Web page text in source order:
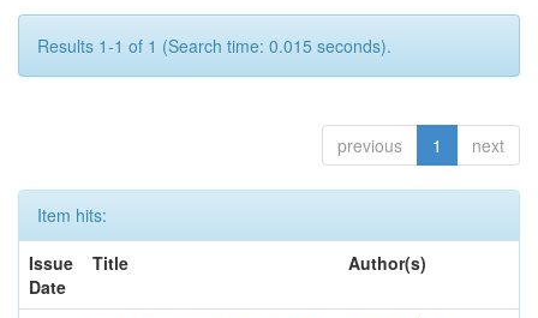
Results 1-1 of 1 (Search time: 0.015 seconds).
previous 1 next
Item hits:
Issue
Date
Title Author(s)